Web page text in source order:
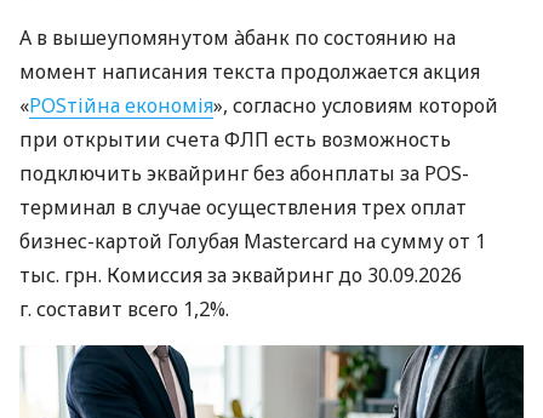
А в вышеупомянутом àбанк по состоянию на
момент написания текста продолжается акция
«POSтійна економія», согласно условиям которой
при открытии счета ФЛП есть возможность
подключить эквайринг без абонплаты за POS-
терминал в случае осуществления трех оплат
бизнес-картой Голубая Mastercard на сумму от 1
тыс. грн. Комиссия за эквайринг до 30.09.2026
г. составит всего 1,2%.